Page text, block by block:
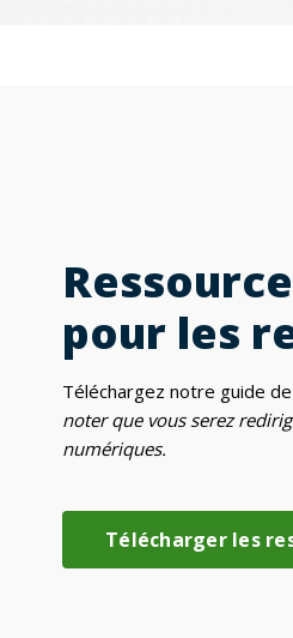
pour les
Téléchargez notre guide
noter que vous serez
numériques.
Télécharger les